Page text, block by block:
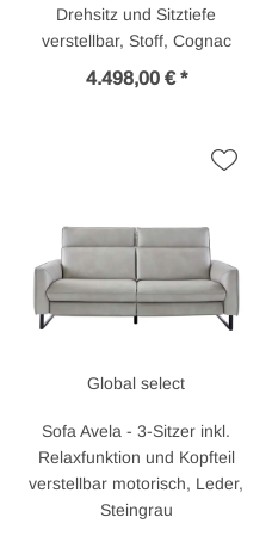
Drehsitz und Sitztiefe
verstellbar, Stoff, Cognac
4.498,00 € *
Global select
Sofa Avela - 3-Sitzer inkl.
Relaxfunktion und Kopfteil
verstellbar motorisch, Leder,
Steingrau